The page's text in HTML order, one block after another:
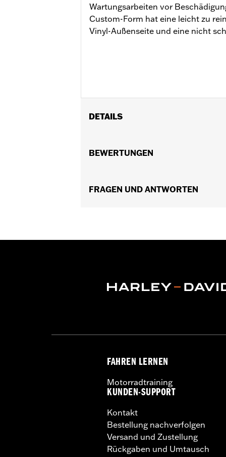
Wartungsarbeiten vor
Custom-Form hat eine leicht zu
Vinyl-Außenseite und eine nicht
DETAILS
Wasserabweisend:
In der Box:Nur Abdeckung
BEWERTUNGEN
FRAGEN UND ANTWORTEN
FAHREN LERNEN
Motorradtraining
KUNDEN-SUPPORT
Kontakt
Bestellung nachverfolgen
Versand und Zustellung
Rückgaben und Umtausch